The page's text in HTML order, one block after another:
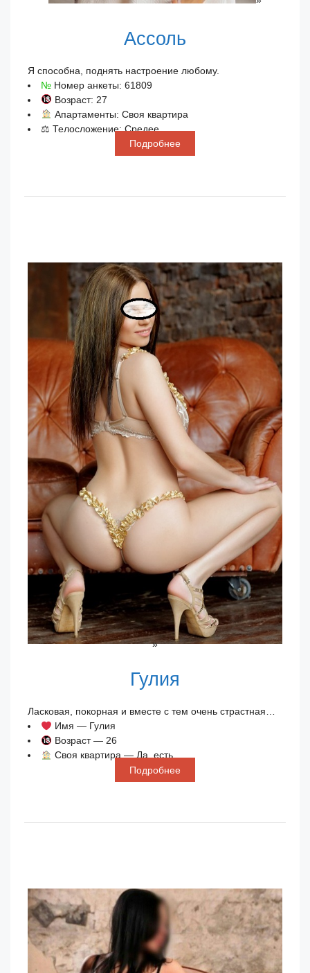
Ассоль
Я способна, поднять настроение любому.
№ Номер анкеты: 61809
Возраст: 27
Апартаменты: Своя квартира
⚖ Телосложение: Средее
Подробнее
»
Гулия
Ласковая, покорная и вместе с тем очень страстная…
Имя — Гулия
Возраст — 26
Своя квартира — Да, есть
Подробнее